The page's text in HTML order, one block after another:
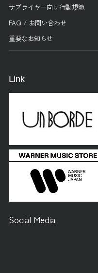
サプライヤー向け行動規範
FAQ / お問い合わせ
重要なお知らせ
Link
Social Media